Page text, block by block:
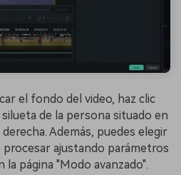
el fondo del video, haz clic
de la persona situado en
Además, puedes elegir
procesar ajustando parámetros
la página "Modo avanzado".